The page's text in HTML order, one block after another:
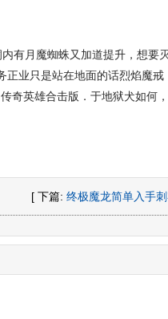
有月魔蜘蛛又加道提升，想要
正业只是站在地面的话烈焰魔戒
奇英雄合击版．于地狱犬如何
[ 下篇: 终极魔龙简单入手